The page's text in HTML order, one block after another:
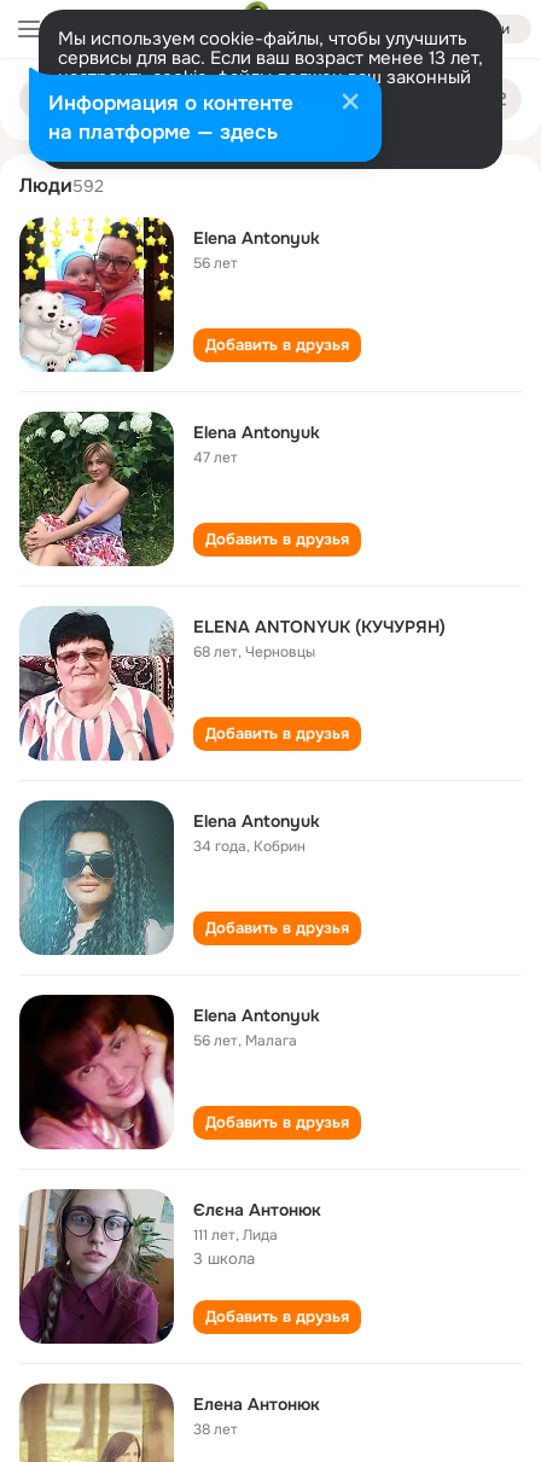
Войти
Мы используем cookie-файлы, чтобы улучшить
сервисы для вас. Если ваш возраст менее 13 лет,
настроить cookie-файлы должен ваш законный
представитель. Больше информации
Разрешить все Настроить
Поиск
людям
elena antonyuk
Люди592
Elena Antonyuk
56 лет
Добавить в друзья
Elena Antonyuk
47 лет
Добавить в друзья
ELENA ANTONYUK (КУЧУРЯН)
68 лет,Черновцы
Добавить в друзья
Elena Antonyuk
34 года, Кобрин
Добавить в друзья
Elena Antonyuk
56 лет, Малага
Добавить в друзья
Єлєна Антонюк
111 лет,Лида
3 школа
Добавить в друзья
Елена Антонюк
38 лет
Информация о контенте
на платформе — здесь